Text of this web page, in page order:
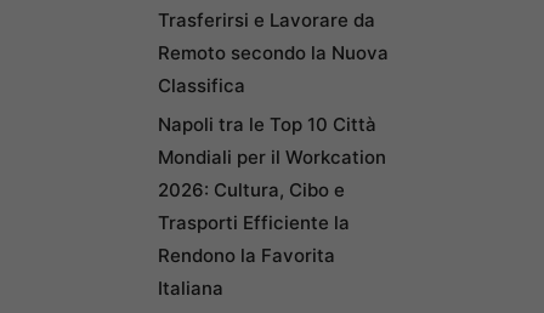
Trasferirsi e Lavorare da
Remoto secondo la Nuova
Classifica
Napoli tra le Top 10 Città
Mondiali per il Workcation
2026: Cultura, Cibo e
Trasporti Efficiente la
Rendono la Favorita
Italiana